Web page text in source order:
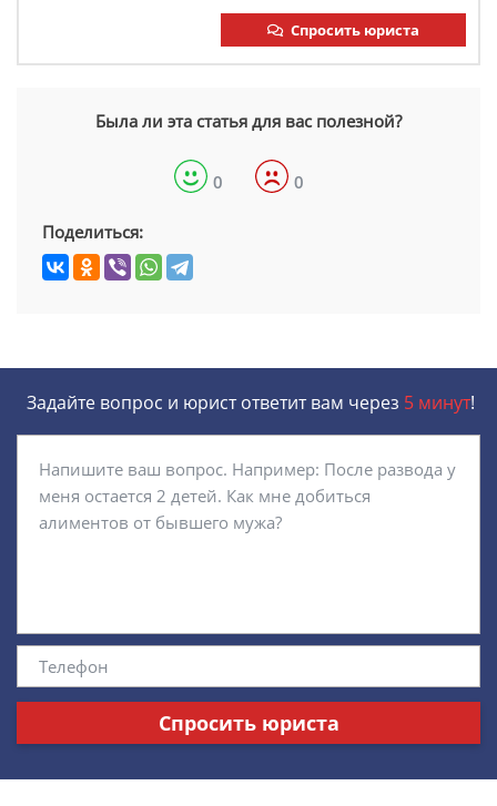
Спросить юриста
Была ли эта статья для вас полезной?
0 0
Поделиться:
Задайте вопрос и юрист ответит вам через 5 минут!
Спросить юриста